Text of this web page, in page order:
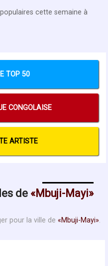
cette semaine à
TOP 50
CONGOLAISE
ARTISTE
de Mbuji-Mayi
pour la ville de Mbuji-Mayi .